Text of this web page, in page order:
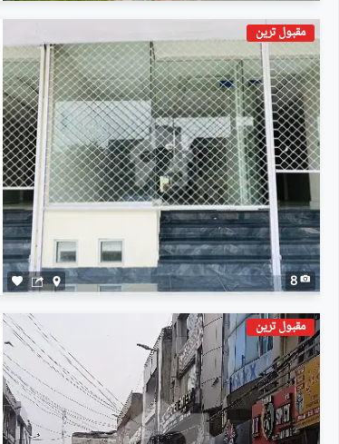
مقبول ترین
8
مقبول ترین